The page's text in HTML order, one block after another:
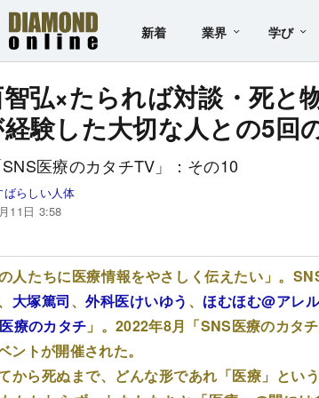
新着 業界 学び
智弘×たられば対談・死と
験した大切な人との5回
医療のカタチTV」：その10
ばらしい人体
11日 3:58
の人たちに医療情報をやさしく伝えたい」。
大塚篤司、外科医けいゆう 、 ほむほむ@アレ
療のカタチ 」。2022年8月「SNS医療のカタ
ントが開催された。
から死ぬまで、どんな形であれ「医療」とい